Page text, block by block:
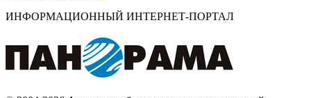
ИНФОРМАЦИОННЫЙ ИНТЕРНЕТ-ПОРТАЛ